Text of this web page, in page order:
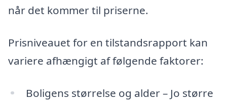
når det kommer til priserne.
Prisniveauet for en tilstandsrapport kan
variere afhængigt af følgende faktorer:
Boligens størrelse og alder – Jo større